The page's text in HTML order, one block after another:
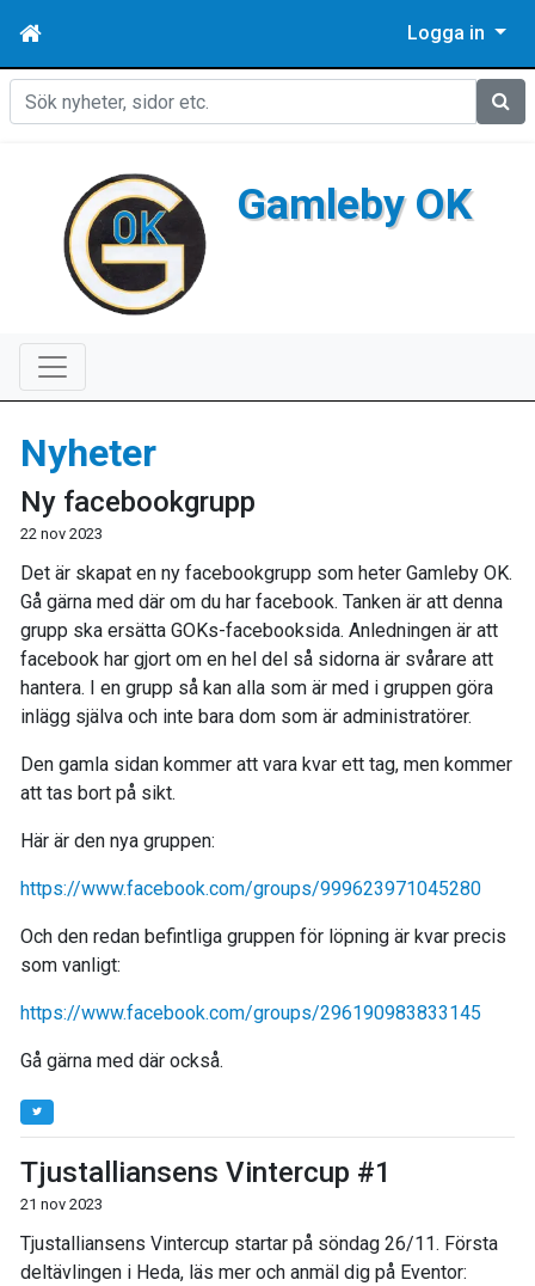
Logga in
Sök
Gamleby OK
Nyheter
Ny facebookgrupp
22 nov 2023
Det är skapat en ny facebookgrupp som heter Gamleby OK.
Gå gärna med där om du har facebook. Tanken är att denna
grupp ska ersätta GOKs-facebooksida. Anledningen är att
facebook har gjort om en hel del så sidorna är svårare att
hantera. I en grupp så kan alla som är med i gruppen göra
inlägg själva och inte bara dom som är administratörer.
Den gamla sidan kommer att vara kvar ett tag, men kommer
att tas bort på sikt.
Här är den nya gruppen:
https://www.facebook.com/groups/999623971045280
Och den redan befintliga gruppen för löpning är kvar precis
som vanligt:
https://www.facebook.com/groups/296190983833145
Gå gärna med där också.
Tjustalliansens Vintercup #1
21 nov 2023
Tjustalliansens Vintercup startar på söndag 26/11. Första
deltävlingen i Heda, läs mer och anmäl dig på Eventor: